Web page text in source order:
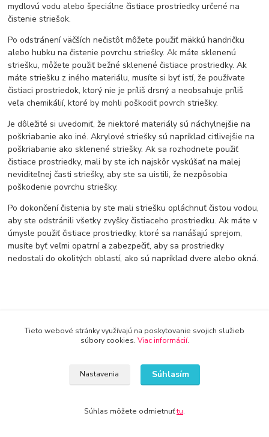
mydlovú vodu alebo špeciálne čistiace prostriedky určené na
čistenie striešok.
Po odstránení väčších nečistôt môžete použiť mäkkú handričku
alebo hubku na čistenie povrchu striešky. Ak máte sklenenú
striešku, môžete použiť bežné sklenené čistiace prostriedky. Ak
máte striešku z iného materiálu, musíte si byť istí, že používate
čistiaci prostriedok, ktorý nie je príliš drsný a neobsahuje príliš
veľa chemikálií, ktoré by mohli poškodiť povrch striešky.
Je dôležité si uvedomiť, že niektoré materiály sú náchylnejšie na
poškriabanie ako iné. Akrylové striešky sú napríklad citlivejšie na
poškriabanie ako sklenené striešky. Ak sa rozhodnete použiť
čistiace prostriedky, mali by ste ich najskôr vyskúšať na malej
neviditeľnej časti striešky, aby ste sa uistili, že nezpôsobia
poškodenie povrchu striešky.
Po dokončení čistenia by ste mali striešku opláchnuť čistou vodou,
aby ste odstránili všetky zvyšky čistiaceho prostriedku. Ak máte v
úmysle použiť čistiace prostriedky, ktoré sa nanášajú sprejom,
musíte byť veľmi opatrní a zabezpečiť, aby sa prostriedky
nedostali do okolitých oblastí, ako sú napríklad dvere alebo okná.
Doprava od 30€ zadarmo
8 rokov na trhu
Tieto webové stránky využívajú na poskytovanie svojich služieb
súbory cookies. Viac informácií.
Nastavenia Súhlasím
Súhlas môžete odmietnuťtu.